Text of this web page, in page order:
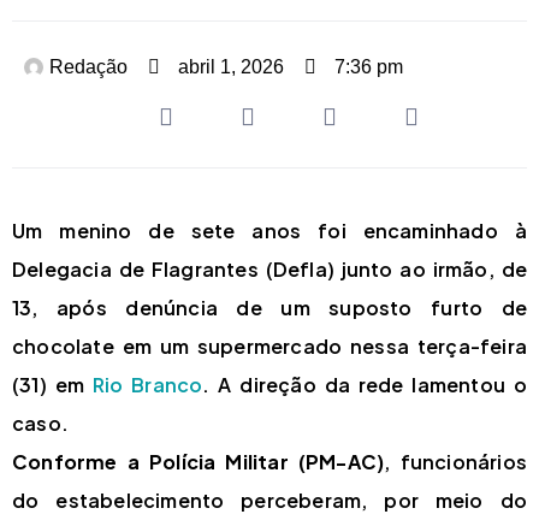
Redação abril 1, 2026 7:36 pm
Um menino de sete anos foi encaminhado à
Delegacia de Flagrantes (Defla) junto ao irmão, de
13, após denúncia de um suposto furto de
chocolate em um supermercado nessa terça-feira
(31) em Rio Branco. A direção da rede lamentou o
caso.
Conforme a Polícia Militar (PM-AC), funcionários
do estabelecimento perceberam, por meio do